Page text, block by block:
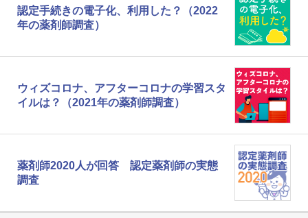
認定手続きの電子化、利用した？（2022
年の薬剤師調査）
ウィズコロナ、アフターコロナの学習スタ
イルは？（2021年の薬剤師調査）
薬剤師2020人が回答 認定薬剤師の実態
調査